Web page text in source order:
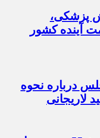
پزشکی،
آینده کشور
درباره نحوه
لاریجانی